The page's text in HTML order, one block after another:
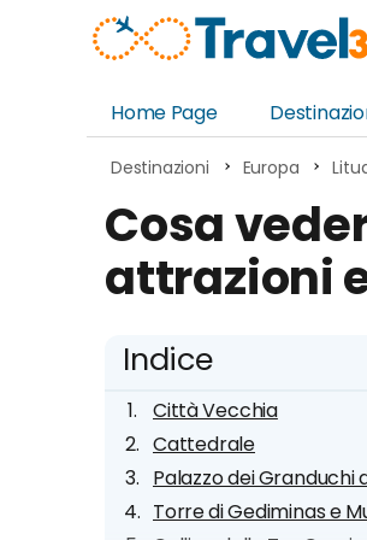
Home Page
Europa
Nord
Sud
Destinazioni Europa
Cosa
attrazioni
Indice
Città Vecchia
Cattedrale
Palazzo dei Granduchi
Torre di Gediminas e